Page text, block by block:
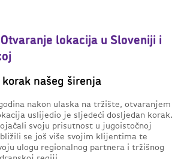
lokacija u Sloveniji i
korak našeg širenja
nakon ulaska na tržište, otvaranjem
uslijedio je sljedeći dosljedan korak.
svoju prisutnost u jugoistočnoj
se još više svojim klijentima te
ulogu regionalnog partnera i tržišnog